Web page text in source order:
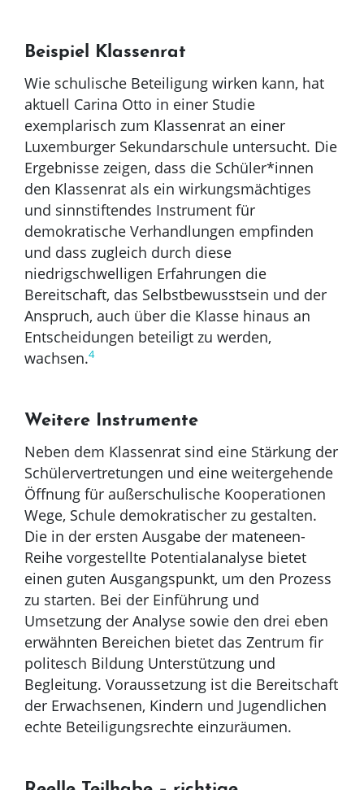
Beispiel Klassenrat
Wie schulische Beteiligung wirken kann, hat
aktuell Carina Otto in einer Studie
exemplarisch zum Klassenrat an einer
Luxemburger Sekundarschule untersucht. Die
Ergebnisse zeigen, dass die Schüler*innen
den Klassenrat als ein wirkungsmächtiges
und sinnstiftendes Instrument für
demokratische Verhandlungen empfinden
und dass zugleich durch diese
niedrigschwelligen Erfahrungen die
Bereitschaft, das Selbstbewusstsein und der
Anspruch, auch über die Klasse hinaus an
Entscheidungen beteiligt zu werden,
wachsen.4
Weitere Instrumente
Neben dem Klassenrat sind eine Stärkung der
Schülervertretungen und eine weitergehende
Öffnung für außerschulische Kooperationen
Wege, Schule demokratischer zu gestalten.
Die in der ersten Ausgabe der mateneen-
Reihe vorgestellte Potentialanalyse bietet
einen guten Ausgangspunkt, um den Prozess
zu starten. Bei der Einführung und
Umsetzung der Analyse sowie den drei eben
erwähnten Bereichen bietet das Zentrum fir
politesch Bildung Unterstützung und
Begleitung. Voraussetzung ist die Bereitschaft
der Erwachsenen, Kindern und Jugendlichen
echte Beteiligungsrechte einzuräumen.